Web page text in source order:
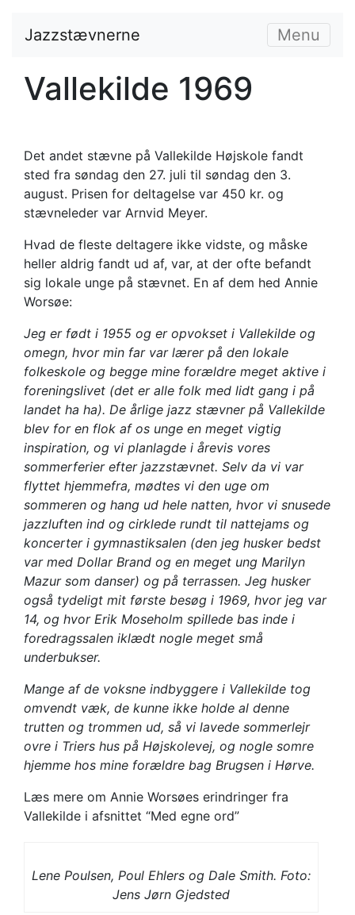
Jazzstævnerne Menu
Vallekilde 1969
Det andet stævne på Vallekilde Højskole fandt
sted fra søndag den 27. juli til søndag den 3.
august. Prisen for deltagelse var 450 kr. og
stævneleder var Arnvid Meyer.
Hvad de fleste deltagere ikke vidste, og måske
heller aldrig fandt ud af, var, at der ofte befandt
sig lokale unge på stævnet. En af dem hed Annie
Worsøe:
Jeg er født i 1955 og er opvokset i Vallekilde og
omegn, hvor min far var lærer på den lokale
folkeskole og begge mine forældre meget aktive i
foreningslivet (det er alle folk med lidt gang i på
landet ha ha). De årlige jazz stævner på Vallekilde
blev for en flok af os unge en meget vigtig
inspiration, og vi planlagde i årevis vores
sommerferier efter jazzstævnet. Selv da vi var
flyttet hjemmefra, mødtes vi den uge om
sommeren og hang ud hele natten, hvor vi snusede
jazzluften ind og cirklede rundt til nattejams og
koncerter i gymnastiksalen (den jeg husker bedst
var med Dollar Brand og en meget ung Marilyn
Mazur som danser) og på terrassen. Jeg husker
også tydeligt mit første besøg i 1969, hvor jeg var
14, og hvor Erik Moseholm spillede bas inde i
foredragssalen iklædt nogle meget små
underbukser.
Mange af de voksne indbyggere i Vallekilde tog
omvendt væk, de kunne ikke holde al denne
trutten og trommen ud, så vi lavede sommerlejr
ovre i Triers hus på Højskolevej, og nogle somre
hjemme hos mine forældre bag Brugsen i Hørve.
Læs mere om Annie Worsøes erindringer fra
Vallekilde i afsnittet “Med egne ord”
Lene Poulsen, Poul Ehlers og Dale Smith. Foto:
Jens Jørn Gjedsted